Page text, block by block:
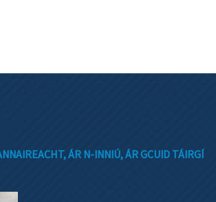
ÁR N-INNIÚ, ÁR GCUID TÁIRGÍ